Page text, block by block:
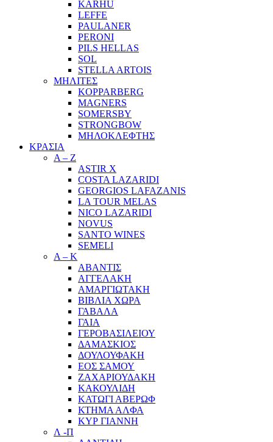
KARHU
LEFFE
PAULANER
PERONI
PILS HELLAS
SOL
STELLA ARTOIS
ΜΗΛΙΤΕΣ
KOPPARBERG
MAGNERS
SOMERSBY
STRONGBOW
ΜΗΛΟΚΛΕΦΤΗΣ
ΚΡΑΣΙΑ
A – Z
ASTIR X
COSTA LAZARIDI
GEORGIOS LAFAZANIS
LA TOUR MELAS
NICO LAZARIDI
NOVUS
SANTO WINES
SEMELI
Α – Κ
ΑΒΑΝΤΙΣ
ΑΓΓΕΛΑΚΗ
ΑΜΑΡΓΙΩΤΑΚΗ
ΒΙΒΛΙΑ ΧΩΡΑ
ΓΑΒΑΛΑ
ΓΑΙΑ
ΓΕΡΟΒΑΣΙΛΕΙΟΥ
ΔΑΜΑΣΚΙΟΣ
ΔΟΥΛΟΥΦΑΚΗ
ΕΟΣ ΣΑΜΟΥ
ΖΑΧΑΡΙΟΥΔΑΚΗ
ΚΑΚΟΥΛΙΔΗ
ΚΑΤΩΓΙ ΑΒΕΡΩΦ
ΚΤΗΜΑ ΑΛΦΑ
ΚΥΡ ΓΙΑΝΝΗ
Λ -Π